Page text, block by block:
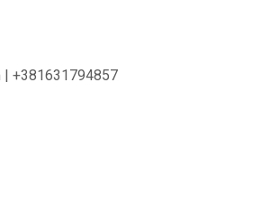
| +381631794857